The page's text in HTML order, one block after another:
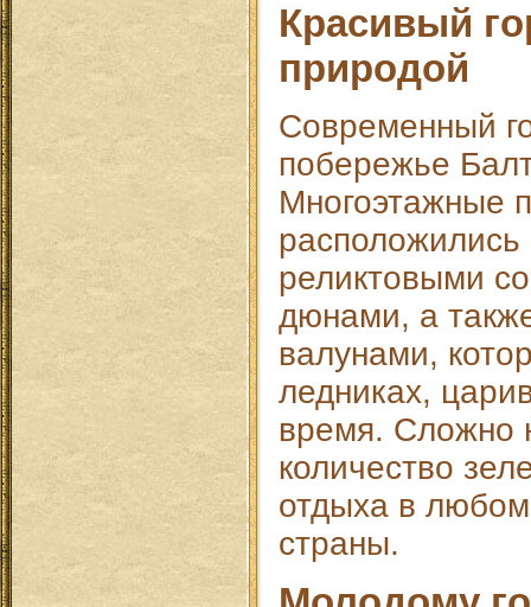
Красивый
природой
Современный
побережье
Многоэтажные
расположились
реликтовыми
дюнами, а
валунами,
ледниках,
время. Сложно
количество
отдыха в
страны.